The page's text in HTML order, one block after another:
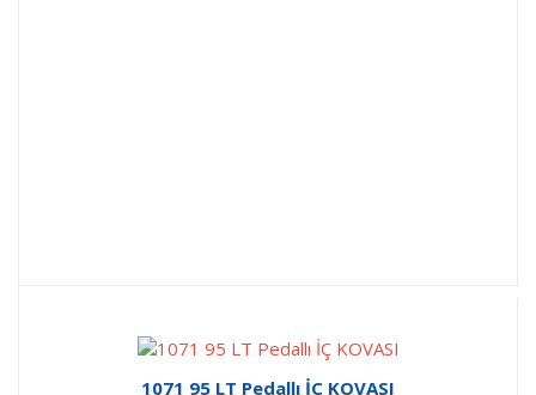
1071 95 LT Pedallı İÇ KOVASI